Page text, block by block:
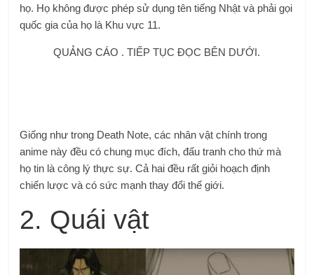
họ. Họ không được phép sử dụng tên tiếng Nhật và phải gọi
quốc gia của họ là Khu vực 11.
QUẢNG CÁO . TIẾP TỤC ĐỌC BÊN DƯỚI.
Giống như trong Death Note, các nhân vật chính trong
anime này đều có chung mục đích, đấu tranh cho thứ mà
họ tin là công lý thực sự.Cả hai đều rất giỏi hoạch định
chiến lược và có sức mạnh thay đổi thế giới.
2. Quái vật